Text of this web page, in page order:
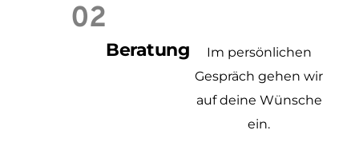
02
Beratung
Im persönlichen
Gespräch gehen wir
auf deine Wünsche
ein.